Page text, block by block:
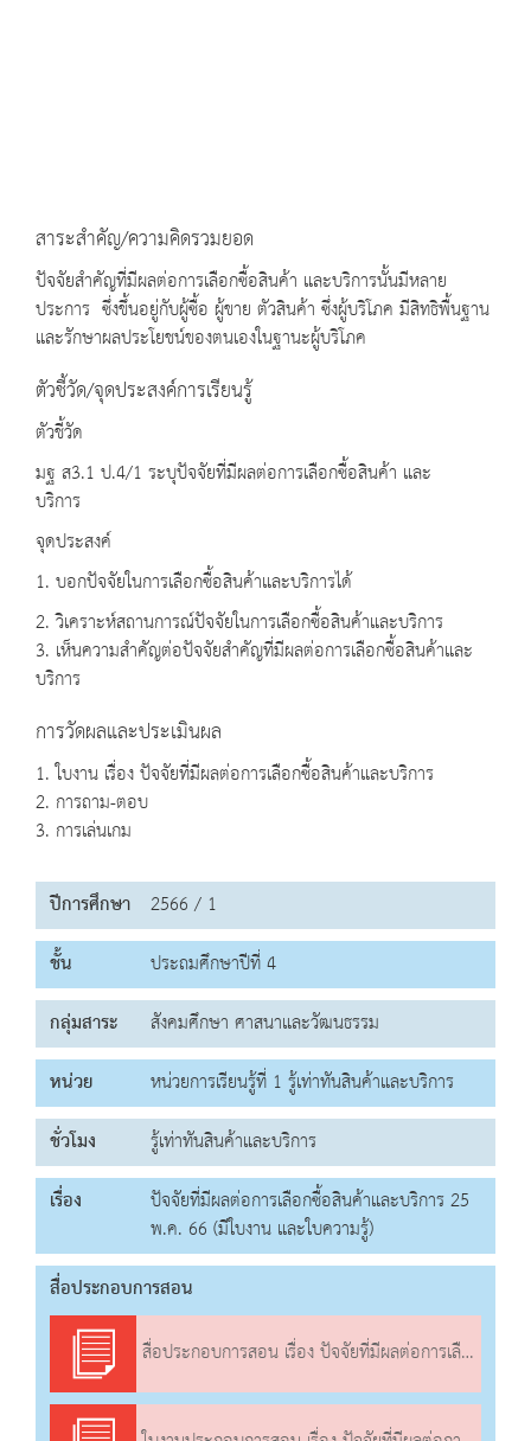
สาระสำคัญ/ความคิดรวมยอด
ปัจจัยสำคัญที่มีผลต่อการเลือกซื้อสินค้า และบริการนั้นมีหลาย
ประการ ซึ่งขึ้นอยู่กับผู้ซื้อ ผู้ขาย ตัวสินค้า ซึ่งผู้บริโภค มีสิทธิพื้นฐาน
และรักษาผลประโยชน์ของตนเองในฐานะผู้บริโภค
ตัวชี้วัด/จุดประสงค์การเรียนรู้
ตัวชี้วัด
มฐ ส3.1 ป.4/1 ระบุปัจจัยที่มีผลต่อการเลือกซื้อสินค้า และ
บริการ
จุดประสงค์
1. บอกปัจจัยในการเลือกซื้อสินค้าและบริการได้
2. วิเคราะห์สถานการณ์ปัจจัยในการเลือกซื้อสินค้าและบริการ
3. เห็นความสำคัญต่อปัจจัยสำคัญที่มีผลต่อการเลือกซื้อสินค้าและ
บริการ
การวัดผลและประเมินผล
1. ใบงาน เรื่อง ปัจจัยที่มีผลต่อการเลือกซื้อสินค้าและบริการ
2. การถาม-ตอบ
3. การเล่นเกม
ปีการศึกษา 2566 / 1
ชั้น
ประถมศึกษาปีที่ 4
กลุ่มสาระ
สังคมศึกษา ศาสนาและวัฒนธรรม
หน่วย
หน่วยการเรียนรู้ที่ 1 รู้เท่าทันสินค้าและบริการ
ชั่วโมง
รู้เท่าทันสินค้าและบริการ
เรื่อง
ปัจจัยที่มีผลต่อการเลือกซื้อสินค้าและบริการ 25
พ.ค. 66 (มีใบงาน และใบความรู้)
สื่อประกอบการสอน
สื่อประกอบการสอน เรื่อง ปัจจัยที่มีผลต่อการเลือกซื้อสินค้า และบริการ